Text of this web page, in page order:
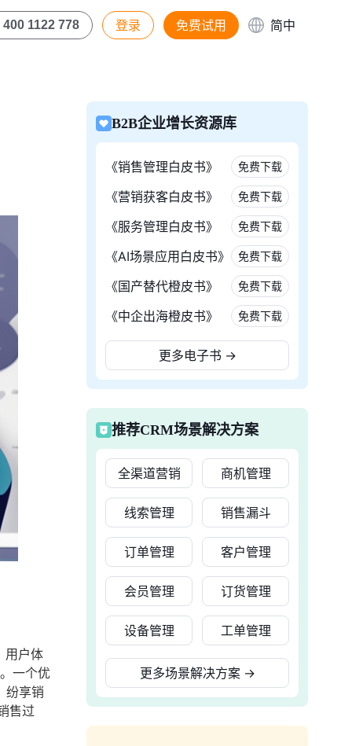
400 1122 778 登录 免费试用 简中
用户体
一个优
纷享销
售过
B2B企业增长资源库
《销售管理白皮书》 免费下载
《营销获客白皮书》 免费下载
《服务管理白皮书》 免费下载
《AI场景应用白皮书》 免费下载
《国产替代橙皮书》 免费下载
《中企出海橙皮书》 免费下载
更多电子书 →
推荐CRM场景解决方案
全渠道营销 商机管理
线索管理 销售漏斗
订单管理 客户管理
会员管理 订货管理
设备管理 工单管理
更多场景解决方案 →